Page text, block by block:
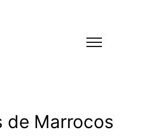
de Marrocos